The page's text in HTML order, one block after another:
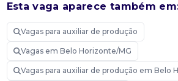
Esta vaga aparece também
Vagas para auxiliar de produção
Vagas em Belo Horizonte/MG
Vagas para auxiliar de produção em Belo